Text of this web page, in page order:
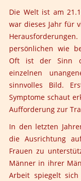
Die Welt ist am
war dieses Jahr für
persönlichen wie
Oft ist der Sinn
einzelnen
sinnvolles Bild.
Symptome schaut
Aufforderung zur
In den letzten
die Ausrichtung
Frauen zu
Männer in ihrer
Arbeit spiegelt